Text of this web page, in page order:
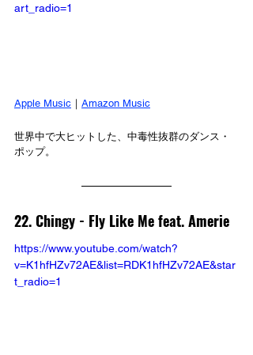
art_radio=1
Apple Music ｜ Amazon Music
世界中で大ヒットした、中毒性抜群のダンス・
ポップ。
22. Chingy - Fly Like Me feat. Amerie
https://www.youtube.com/watch?
v=K1hfHZv72AE&list=RDK1hfHZv72AE&star
t_radio=1